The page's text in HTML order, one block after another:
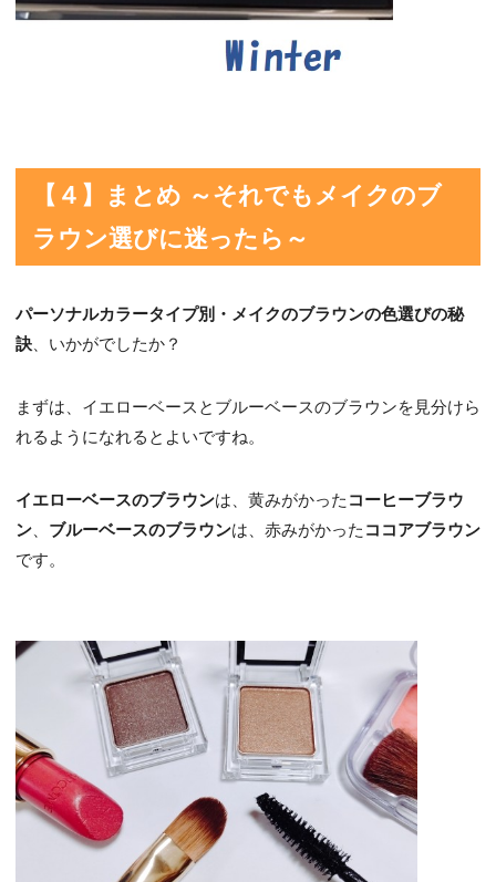
【４】まとめ ～それでもメイクのブ
ラウン選びに迷った ら ～
パーソナルカラータイプ別・メイクのブラウンの色選びの秘
訣、いかがでしたか？
まずは、イエローベースとブルーベースのブラウンを見分けら
れるようになれるとよいですね。
イエローベースのブラウンは、黄みがかった コーヒーブラウ
ン、 ブルーベースのブラウンは、赤みがかった ココアブラウン
です。